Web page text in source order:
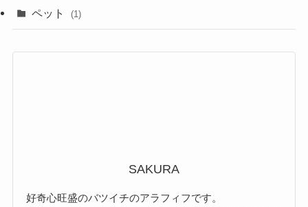
ペット (1)
SAKURA
好奇心旺盛のバツイチのアラフィフです。